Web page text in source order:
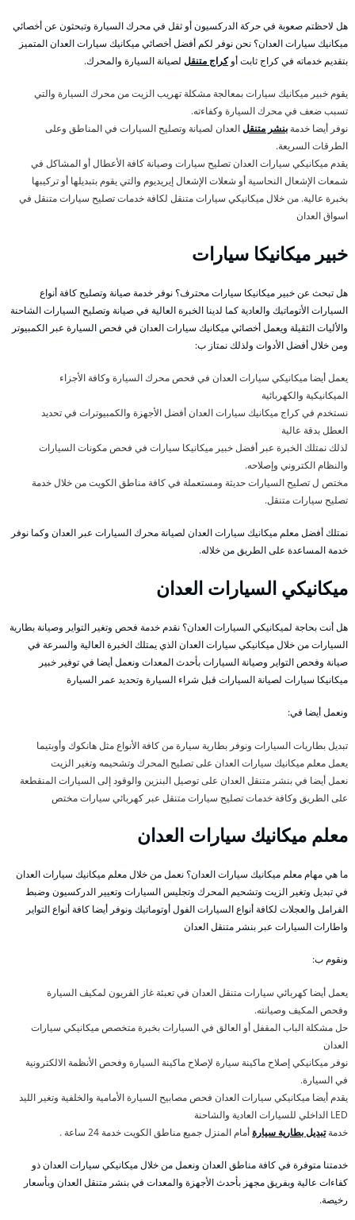
هل لاحظتم صعوبة في حركة الدركسيون أو ثقل في محرك السيارة وتبحثون عن أخصائي
ميكانيك سيارات العدان؟ نحن نوفر لكم أفضل أخصائي ميكانيك سيارات العدان المتميز
بتقديم خدماته في كراج ثابت أوكراج متنقل لصيانة السيارة والمحرك.
يقوم خبير ميكانيك سيارات بمعالجة مشكلة تهريب الزيت من محرك السيارة والتي
تسبب ضعف في محرك السيارة وكفاءته.
نوفر أيضا خدمة بنشر متنقلالعدان لصيانة وتصليح السيارات في المناطق وعلى
الطرقات السريعة.
يقدم ميكانيكي سيارات العدان تصليح سيارات وصيانة كافة الأعطال أو المشاكل في
شمعات الإشعال النحاسية أو شعلات الإشعال إيريديوم والتي يقوم بتبديلها أو تركيبها
بخبرة عالية. من خلال ميكانيكي سيارات متنقل لكافة خدمات تصليح سيارات متنقل في
اسواق العدان
خبير ميكانيكا سيارات
هل تبحث عن خبير ميكانيكا سيارات محترف؟ نوفر خدمة صيانة وتصليح كافة أنواع
السيارات الأتوماتيك والعادية كما لدينا الخبرة العالية في صيانة وتصليح السيارات الشاحنة
والأليات الثقيلة ويعمل أخصائي ميكانيك سيارات العدان في فحص السيارة عبر الكمبيوتر
ومن خلال أفضل الأدوات ولذلك نمتاز ب:
يعمل أيضا ميكانيكي سيارات العدان في فحص محرك السيارة وكافة الأجزاء
الميكانيكية والكهربائية
نستخدم في كراج ميكانيك سيارات العدان أفضل الأجهزة والكمبيوترات في تحديد
العطل بدقة عالية
لذلك نمتلك الخبرة عبر أفضل خبير ميكانيكا سيارات في فحص مكونات السيارات
والنظام الكتروني وإصلاحه.
مختص ل تصليح السيارات حديثة ومستعملة في كافة مناطق الكويت من خلال خدمة
تصليح سيارات متنقل.
نمتلك أفضل معلم ميكانيك سيارات العدان لصيانة محرك السيارات عبر العدان وكما نوفر
خدمة المساعدة على الطريق من خلاله.
ميكانيكي السيارات العدان
هل أنت بحاجة لميكانيكي السيارات العدان؟ نقدم خدمة فحص وتغير التواير وصيانة بطارية
السيارات من خلال ميكانيكي سيارات العدان الذي يمتلك الخبرة العالية والسرعة في
صيانة وفحص التواير وصيانة السيارات بأحدث المعدات ونعمل أيضا في توفير خبير
ميكانيكا سيارات لصيانة السيارات قبل شراء السيارة وتحديد عمر السيارة
ونعمل أيضا في:
تبديل بطاريات السيارات ونوفر بطارية سيارة من كافة الأنواع مثل هانكوك وأوبتيما
يعمل معلم ميكانيك سيارات العدان على تصليح المحرك وتشحيمه وتغير الزيت
نعمل أيضا في بنشر متنقل العدان على توصيل البنزين والوقود إلى السيارات المنقطعة
على الطريق وكافة خدمات تصليح سيارات متنقل عبر كهربائي سيارات مختص
معلم ميكانيك سيارات العدان
ما هي مهام معلم ميكانيك سيارات العدان؟ نعمل من خلال معلم ميكانيك سيارات العدان
في تبديل وتغير الزيت وتشحيم المحرك وتجليس السيارات وتعيير الدركسيون وضبط
الفرامل والعجلات لكافة أنواع السيارات الفول أوتوماتيك ونوفر أيضا كافة أنواع التواير
واطارات السيارات عبر بنشر متنقل العدان
ونقوم ب:
يعمل أيضا كهربائي سيارات متنقل العدان في تعبئة غاز الفريون لمكيف السيارة
وفحص المكيف وصيانته.
حل مشكلة الباب المقفل أو العالق في السيارات بخبرة متخصص ميكانيكي سيارات
العدان
نوفر ميكانيكي إصلاح ماكينة سيارة لإصلاح ماكينة السيارة وفحص الأنظمة الالكترونية
في السيارة.
يقدم أيضا ميكانيكي سيارات العدان فحص مصابيح السيارة الأمامية والخلفية وتغير الليد
LED الداخلي للسيارات العادية والشاحنة
خدمةتبديل بطارية سيارةأمام المنزل جميع مناطق الكويت خدمة 24 ساعة .
خدمتنا متوفرة في كافة مناطق العدان ونعمل من خلال ميكانيكي سيارات العدان ذو
كفاءات عالية وبفريق مجهز بأحدث الأجهزة والمعدات في بنشر متنقل العدان وبأسعار
رخيصة.